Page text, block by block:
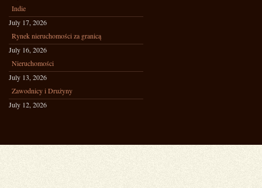
Indie
July 17, 2026
Rynek nieruchomości za granicą
July 16, 2026
Nieruchomości
July 13, 2026
Zawodnicy i Drużyny
July 12, 2026